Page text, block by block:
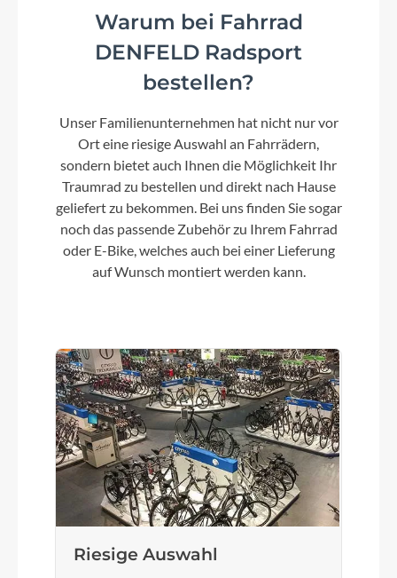
Warum bei Fahrrad
DENFELD Radsport
bestellen?
Unser Familienunternehmen hat nicht nur vor
Ort eine riesige Auswahl an Fahrrädern,
sondern bietet auch Ihnen die Möglichkeit Ihr
Traumrad zu bestellen und direkt nach Hause
geliefert zu bekommen. Bei uns finden Sie sogar
noch das passende Zubehör zu Ihrem Fahrrad
oder E-Bike, welches auch bei einer Lieferung
auf Wunsch montiert werden kann.
Riesige Auswahl